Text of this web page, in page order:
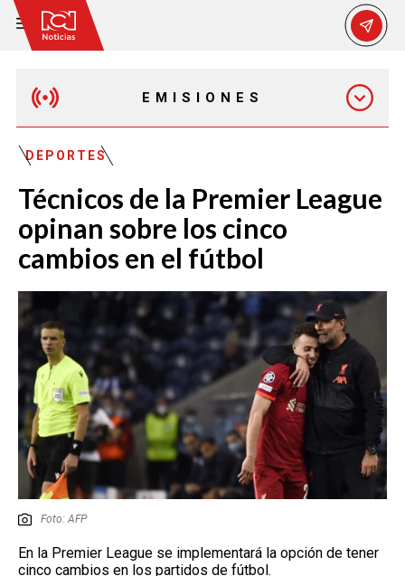
EMISIONES
EMISIÓN 7:00 PM
DEPORTES
Técnicos de la Premier League
opinan sobre los cinco
cambios en el fútbol
Foto: AFP
En la Premier League se implementará la opción de tener
cinco cambios en los partidos de fútbol.